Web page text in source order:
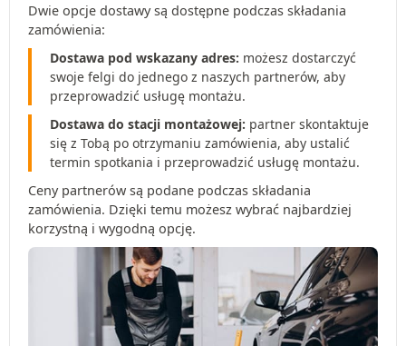
Dwie opcje dostawy są dostępne podczas składania
zamówienia:
Dostawa pod wskazany adres: możesz dostarczyć
swoje felgi do jednego z naszych partnerów, aby
przeprowadzić usługę montażu.
Dostawa do stacji montażowej: partner skontaktuje
się z Tobą po otrzymaniu zamówienia, aby ustalić
termin spotkania i przeprowadzić usługę montażu.
Ceny partnerów są podane podczas składania
zamówienia. Dzięki temu możesz wybrać najbardziej
korzystną i wygodną opcję.